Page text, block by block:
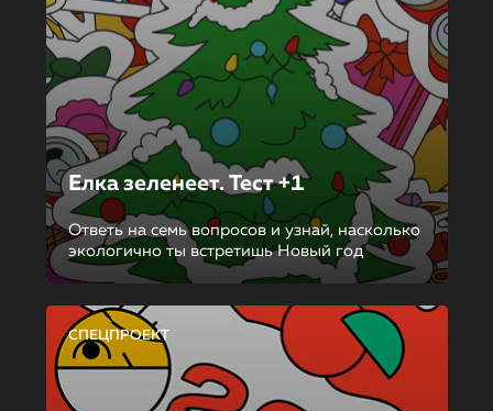
Елка зеленеет. Тест +1
Ответь на семь вопросов и узнай, насколько
экологично ты встретишь Новый год
СПЕЦПРОЕКТ